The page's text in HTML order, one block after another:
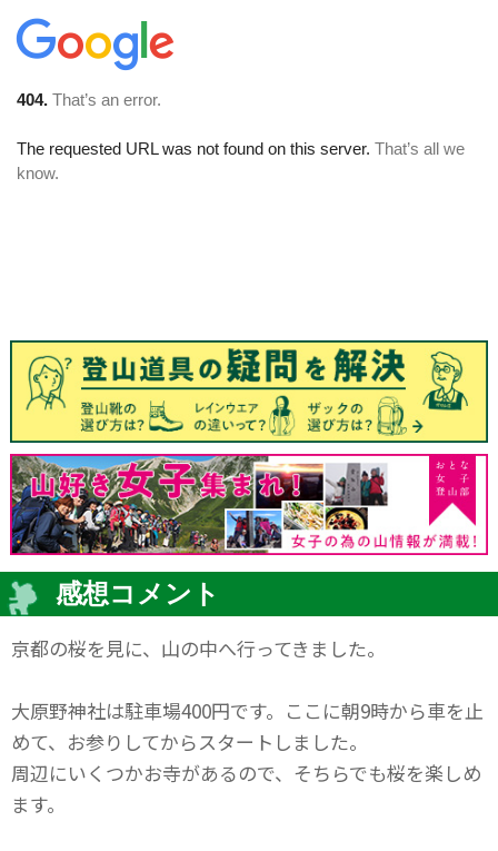
感想コメント
京都の桜を見に、山の中へ行ってきました。
大原野神社は駐車場400円です。ここに朝9時から車を止
めて、お参りしてからスタートしました。
周辺にいくつかお寺があるので、そちらでも桜を楽しめ
ます。